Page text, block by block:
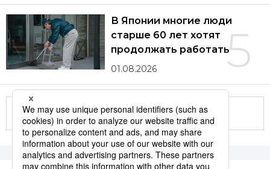
5
В Японии многие люди
старше 60 лет хотят
продолжать работать
01.08.2026
Другие статьи по теме